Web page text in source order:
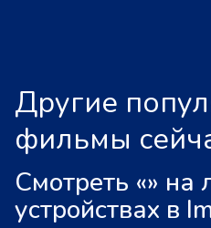
Другие
фильмы
Смотреть «» на
устройствах в